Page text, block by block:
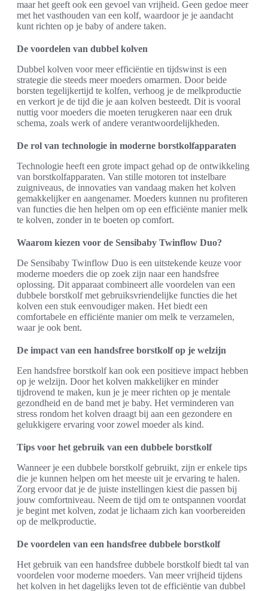
maar het geeft ook een gevoel van vrijheid. Geen gedoe meer
met het vasthouden van een kolf, waardoor je je aandacht
kunt richten op je baby of andere taken.
De voordelen van dubbel kolven
Dubbel kolven voor meer efficiëntie en tijdswinst is een
strategie die steeds meer moeders omarmen. Door beide
borsten tegelijkertijd te kolfen, verhoog je de melkproductie
en verkort je de tijd die je aan kolven besteedt. Dit is vooral
nuttig voor moeders die moeten terugkeren naar een druk
schema, zoals werk of andere verantwoordelijkheden.
De rol van technologie in moderne borstkolfapparaten
Technologie heeft een grote impact gehad op de ontwikkeling
van borstkolfapparaten. Van stille motoren tot instelbare
zuigniveaus, de innovaties van vandaag maken het kolven
gemakkelijker en aangenamer. Moeders kunnen nu profiteren
van functies die hen helpen om op een efficiënte manier melk
te kolven, zonder in te boeten op comfort.
Waarom kiezen voor de Sensibaby Twinflow Duo?
De Sensibaby Twinflow Duo is een uitstekende keuze voor
moderne moeders die op zoek zijn naar een handsfree
oplossing. Dit apparaat combineert alle voordelen van een
dubbele borstkolf met gebruiksvriendelijke functies die het
kolven een stuk eenvoudiger maken. Het biedt een
comfortabele en efficiënte manier om melk te verzamelen,
waar je ook bent.
De impact van een handsfree borstkolf op je welzijn
Een handsfree borstkolf kan ook een positieve impact hebben
op je welzijn. Door het kolven makkelijker en minder
tijdrovend te maken, kun je je meer richten op je mentale
gezondheid en de band met je baby. Het verminderen van
stress rondom het kolven draagt bij aan een gezondere en
gelukkigere ervaring voor zowel moeder als kind.
Tips voor het gebruik van een dubbele borstkolf
Wanneer je een dubbele borstkolf gebruikt, zijn er enkele tips
die je kunnen helpen om het meeste uit je ervaring te halen.
Zorg ervoor dat je de juiste instellingen kiest die passen bij
jouw comfortniveau. Neem de tijd om te ontspannen voordat
je begint met kolven, zodat je lichaam zich kan voorbereiden
op de melkproductie.
De voordelen van een handsfree dubbele borstkolf
Het gebruik van een handsfree dubbele borstkolf biedt tal van
voordelen voor moderne moeders. Van meer vrijheid tijdens
het kolven in het dagelijks leven tot de efficiëntie van dubbel